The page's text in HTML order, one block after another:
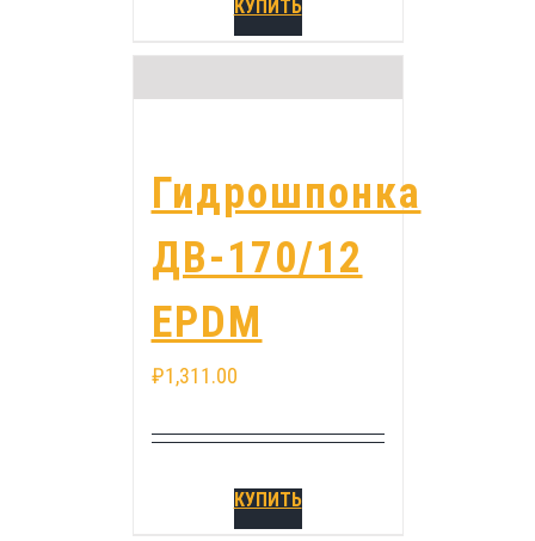
КУПИТЬ
Гидрошпонка
ДВ-170/12
EPDM
₽1,311.00
КУПИТЬ